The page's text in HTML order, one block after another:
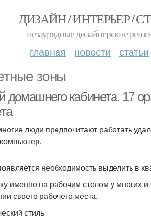
ДИЗАЙН / ИНТЕРЬЕР /
незаурядные дизайнерские
главная новости статьи
зоны
домашнего кабинета. 17
люди предпочитают работать
необходимость выделить в
именно на рабочим столом у многих
своего рабочего места.
стиль